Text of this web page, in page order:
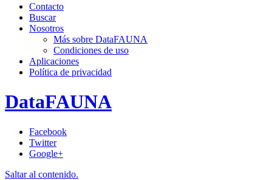
Contacto
Buscar
Nosotros
Más sobre DataFAUNA
Condiciones de uso
Aplicaciones
Política de privacidad
DataFAUNA
Facebook
Twitter
Google+
Saltar al contenido.